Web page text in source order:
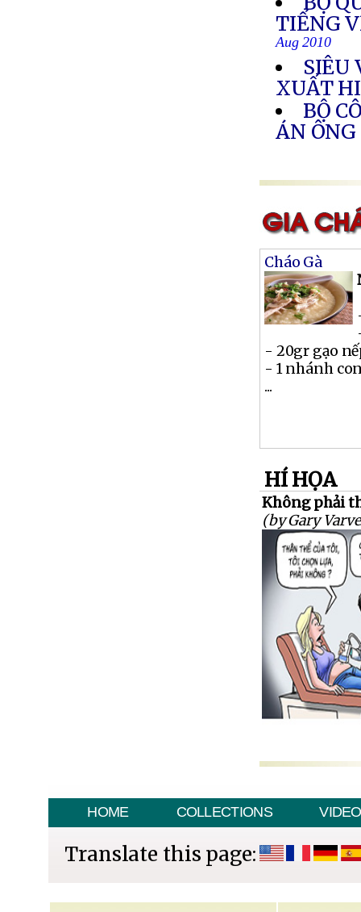
TIẾNG
Aug 2010
SIÊU
XUẤT
BỘ
ÁN
Cháo Gà
- 20gr gạo
- 1 nhánh
...
HÍ HỌA
Không phải
(by Gary
HOME COLLECTIONS VIDEO
Translate this page: